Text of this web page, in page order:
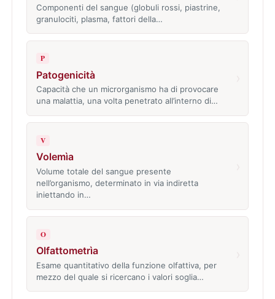
Componenti del sangue (globuli rossi, piastrine,
granulociti, plasma, fattori della…
P
Patogenicità
Capacità che un microrganismo ha di provocare
una malattia, una volta penetrato all’interno di…
V
Volemìa
Volume totale del sangue presente
nell’organismo, determinato in via indiretta
iniettando in…
O
Olfattometrìa
Esame quantitativo della funzione olfattiva, per
mezzo del quale si ricercano i valori soglia…